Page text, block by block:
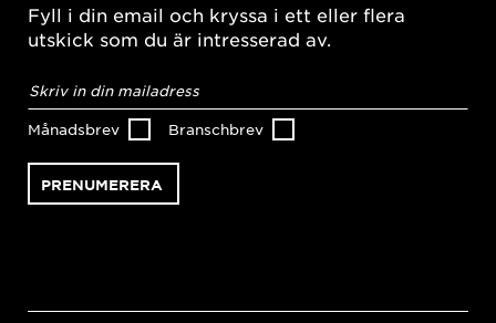
Fyll i din email och kryssa i ett eller flera
utskick som du är intresserad av.
postadress*
Månadsbrev Branschbrev